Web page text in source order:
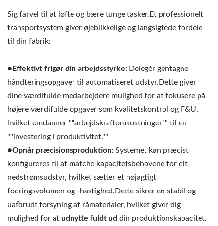
Sig farvel til at løfte og bære tunge tasker.Et professionelt
transportsystem giver øjeblikkelige og langsigtede fordele
til din fabrik:
●Effektivt frigør din arbejdsstyrke: Delegér gentagne
håndteringsopgaver til automatiseret udstyr.Dette giver
dine værdifulde medarbejdere mulighed for at fokusere på
højere værdifulde opgaver som kvalitetskontrol og F&U,
hvilket omdanner ""arbejdskraftomkostninger"" til en
""investering i produktivitet.""
●Opnår præcisionsproduktion: Systemet kan præcist
konfigureres til at matche kapacitetsbehovene for dit
nedstrømsudstyr, hvilket sætter et nøjagtigt
fodringsvolumen og -hastighed.Dette sikrer en stabil og
uafbrudt forsyning af råmaterialer, hvilket giver dig
mulighed for at udnytte fuldt ud din produktionskapacitet.